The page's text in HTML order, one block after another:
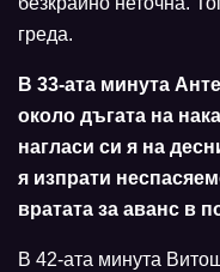
греда.
В 33-ата минута
около дъгата на
нагласи си я на
я изпрати
вратата за аванс в
В 42-ата минута